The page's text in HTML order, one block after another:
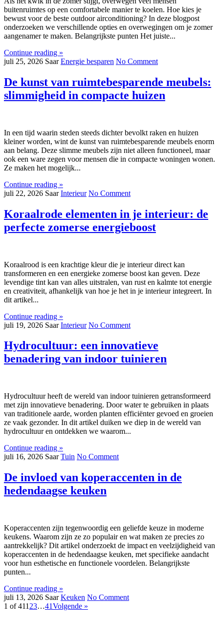
buitenruimtes op een comfortabele manier te koelen. Hoe kies je
bewust voor de beste outdoor airconditioning? In deze blogpost
onderzoeken we verschillende opties en overwegingen om je zomer
aangenamer te maken. Belangrijkste punten Het juiste...
Continue reading »
juli 25, 2026 Saar Energie besparen No Comment
De kunst van ruimtebesparende meubels:
slimmigheid in compacte huizen
In een tijd waarin steden steeds dichter bevolkt raken en huizen
kleiner worden, wint de kunst van ruimtebesparende meubels enorm
aan belang. Deze slimme meubels zijn niet alleen functioneel, maar
ook een ware zegen voor mensen die in compacte woningen wonen.
Ze maken het mogelijk...
Continue reading »
juli 22, 2026 Saar Interieur No Comment
Koraalrode elementen in je interieur: de
perfecte zomerse energieboost
Koraalrood is een krachtige kleur die je interieur direct kan
transformeren en een energieke zomerse boost kan geven. Deze
levendige tint kan van alles uitstralen, van rust en kalmte tot energie
en creativiteit, afhankelijk van hoe je het in je interieur integreert. In
dit artikel...
Continue reading »
juli 19, 2026 Saar Interieur No Comment
Hydrocultuur: een innovatieve
benadering van indoor tuinieren
Hydrocultuur heeft de wereld van indoor tuinieren getransformeerd
met zijn innovatieve benadering. Door water te gebruiken in plaats
van traditionele aarde, worden planten efficiënter gevoed en groeien
ze vaak gezonder. In dit artikel duiken we diep in de wereld van
hydrocultuur en ontdekken we waarom...
Continue reading »
juli 16, 2026 Saar Tuin No Comment
De invloed van koperaccenten in de
hedendaagse keuken
Koperaccenten zijn tegenwoordig een geliefde keuze in moderne
keukens. Waarom zijn ze zo populair en wat maken ze precies zo
aantrekkelijk? Dit artikel onderzoekt de impact en veelzijdigheid van
koperaccenten in de hedendaagse keuken, met specifieke aandacht
voor hun esthetische en functionele voordelen. Belangrijkste
punten...
Continue reading »
juli 13, 2026 Saar Keuken No Comment
1 of 411 23…41Volgende »